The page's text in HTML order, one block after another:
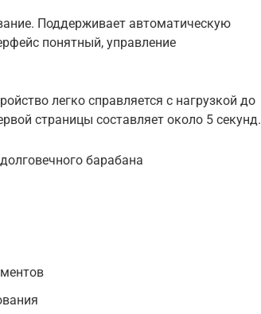
Поддерживает автоматическую
понятный, управление
легко справляется с нагрузкой до
страницы составляет около 5 секунд.
барабана